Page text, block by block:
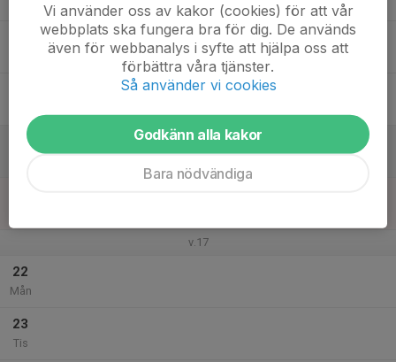
20
v.17
22
Mån
23
Tis
Vi använder oss av kakor (cookies) för att vår
webbplats ska fungera bra för dig. De används
även för webbanalys i syfte att hjälpa oss att
förbättra våra tjänster.
Så använder vi cookies
Godkänn alla kakor
Bara nödvändiga